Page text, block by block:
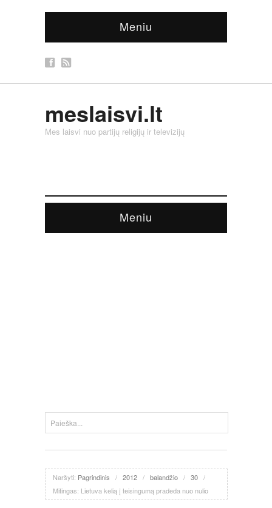
Meniu
meslaisvi.lt
Mes laisvi nuo partijų religijų ir televizijų
Meniu
Naršyti: Pagrindinis / 2012 / balandžio / 30 /
Mitingas: Lietuva kelią į teisingumą pradeda nuo nulio